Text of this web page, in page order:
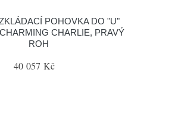
POHOVKA DO "U"
CHARLIE, PRAVÝ
ROH
40 057 Kč